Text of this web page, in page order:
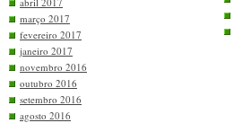
março 2017
fevereiro 2017
janeiro 2017
novembro 2016
outubro 2016
setembro 2016
agosto 2016